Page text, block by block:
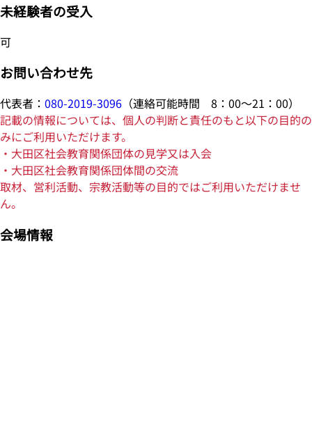
未経験者の受入
可
お問い合わせ先
代表者： 080-2019-3096 （連絡可能時間 8：00～21：00）
記載の情報については、個人の判断と責任のもと以下の目的の
みにご利用いただけます。
・大田区社会教育関係団体の見学又は入会
・大田区社会教育関係団体間の交流
取材、営利活動、宗教活動等の目的ではご利用いただけませ
ん。
会場情報